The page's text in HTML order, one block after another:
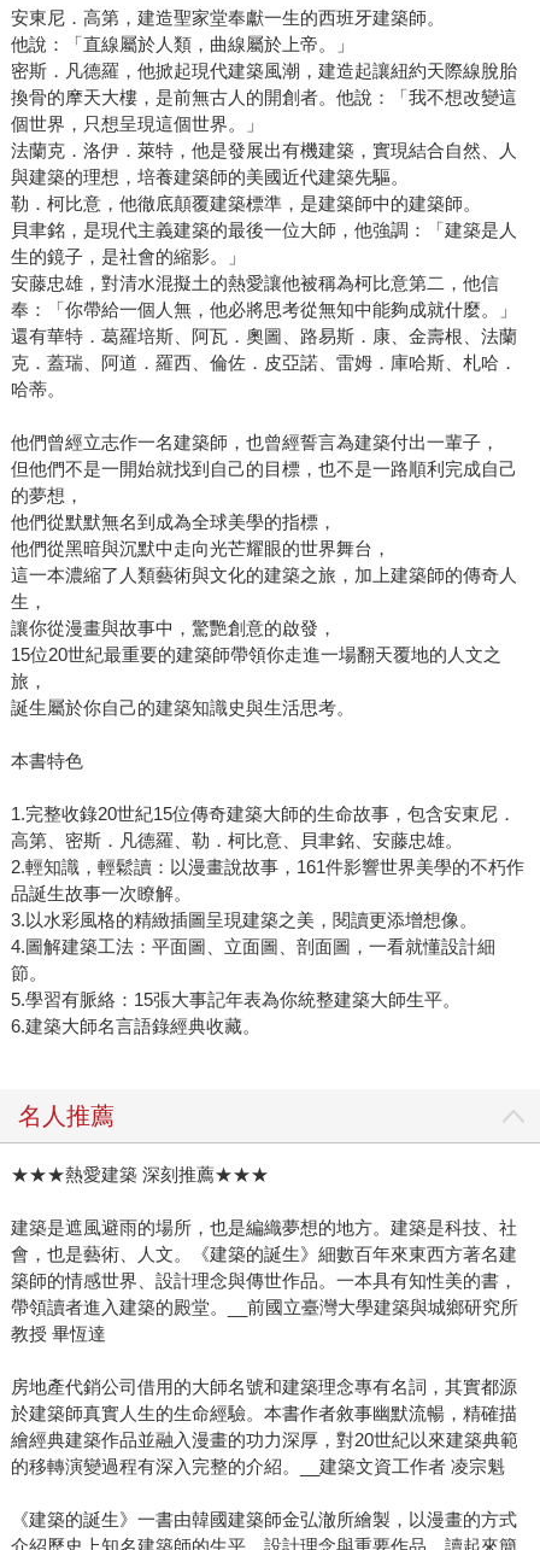
安東尼．高第，建造聖家堂奉獻一生的西班牙建築師。
他說：「直線屬於人類，曲線屬於上帝。」
密斯．凡德羅，他掀起現代建築風潮，建造起讓紐約天際線脫胎
換骨的摩天大樓，是前無古人的開創者。他說：「我不想改變這
個世界，只想呈現這個世界。」
法蘭克．洛伊．萊特，他是發展出有機建築，實現結合自然、人
與建築的理想，培養建築師的美國近代建築先驅。
勒．柯比意，他徹底顛覆建築標準，是建築師中的建築師。
貝聿銘，是現代主義建築的最後一位大師，他強調：「建築是人
生的鏡子，是社會的縮影。」
安藤忠雄，對清水混擬土的熱愛讓他被稱為柯比意第二，他信
奉：「你帶給一個人無，他必將思考從無知中能夠成就什麼。」
還有華特．葛羅培斯、阿瓦．奧圖、路易斯．康、金壽根、法蘭
克．蓋瑞、阿道．羅西、倫佐．皮亞諾、雷姆．庫哈斯、札哈．
哈蒂。
他們曾經立志作一名建築師，也曾經誓言為建築付出一輩子，
但他們不是一開始就找到自己的目標，也不是一路順利完成自己
的夢想，
他們從默默無名到成為全球美學的指標，
他們從黑暗與沉默中走向光芒耀眼的世界舞台，
這一本濃縮了人類藝術與文化的建築之旅，加上建築師的傳奇人
生，
讓你從漫畫與故事中，驚艷創意的啟發，
15位20世紀最重要的建築師帶領你走進一場翻天覆地的人文之
旅，
誕生屬於你自己的建築知識史與生活思考。
本書特色
1.完整收錄20世紀15位傳奇建築大師的生命故事，包含安東尼．
高第、密斯．凡德羅、勒．柯比意、貝聿銘、安藤忠雄。
2.輕知識，輕鬆讀：以漫畫說故事，161件影響世界美學的不朽作
品誕生故事一次瞭解。
3.以水彩風格的精緻插圖呈現建築之美，閱讀更添增想像。
4.圖解建築工法：平面圖、立面圖、剖面圖，一看就懂設計細
節。
5.學習有脈絡：15張大事記年表為你統整建築大師生平。
6.建築大師名言語錄經典收藏。
名人推薦
★★★熱愛建築 深刻推薦★★★
建築是遮風避雨的場所，也是編織夢想的地方。建築是科技、社
會，也是藝術、人文。《建築的誕生》細數百年來東西方著名建
築師的情感世界、設計理念與傳世作品。一本具有知性美的書，
帶領讀者進入建築的殿堂。__前國立臺灣大學建築與城鄉研究所
教授 畢恆達
房地產代銷公司借用的大師名號和建築理念專有名詞，其實都源
於建築師真實人生的生命經驗。本書作者敘事幽默流暢，精確描
繪經典建築作品並融入漫畫的功力深厚，對20世紀以來建築典範
的移轉演變過程有深入完整的介紹。__建築文資工作者 凌宗魁
《建築的誕生》一書由韓國建築師金弘澈所繪製，以漫畫的方式
介紹歷史上知名建築師的生平、設計理念與重要作品，讀起來簡